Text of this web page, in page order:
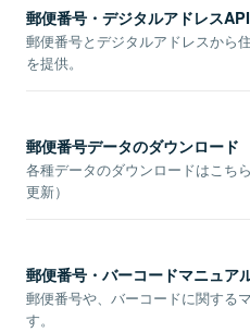
郵便番号・デジタルアドレスAPI
郵便番号とデジタルアドレスから
を提供。
郵便番号データのダウンロード
各種データのダウンロードはこち
更新）
郵便番号・バーコードマニュア
郵便番号や、バーコードに関する
す。